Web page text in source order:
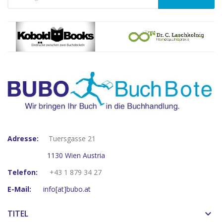
Adresse:
Tuersgasse 21
1130 Wien Austria
Telefon:
+43 1 879 34 27
E-Mail:
info[at]bubo.at
TITEL keyboard_arrow_down